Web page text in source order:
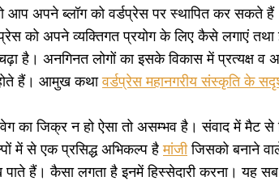
अपने ब्लॉग को वर्डप्रेस पर स्थापित कर सकते
को अपने व्यक्तिगत प्रयोग के लिए कैसे लगाएं
है। अनगिनत लोगों का इसके विकास में प्रत्यक्ष व
होते हैं। आमुख कथावर्डप्रेस महानगरीय संस्कृति के
का जिक्र न हो ऐसा तो असम्भव है। संवाद में मैट से
में से एक प्रसिद्ध अभिकल्प हैमांजीजिसको बनाने
हैं। कैसा लगता है इनमें हिस्सेदारी करना। यह